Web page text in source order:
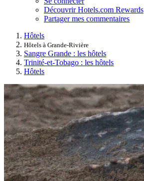
Découvrir Hotels.com Rewards
Partager mes commentaires
Hôtels
Hôtels à Grande-Rivière
Sangre Grande : les hôtels
Trinité-et-Tobago : les hôtels
Hôtels